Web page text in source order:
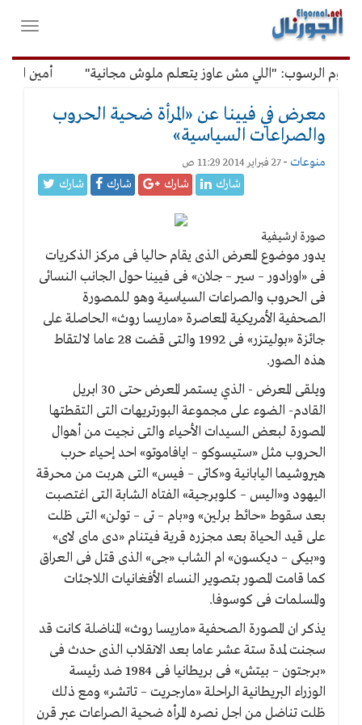
القائمة
الرئيسية
فتح
الرسوب: "اللي مش عاوز يتعلم ملوش مجانية" أمين
معرض في فيينا عن «المرأة ضحية الحروب
والصراعات السياسية»
منوعات -27 فبراير 2014 11:29 ص
شارك شارك شارك شارك
صورة ارشيفية
يدور موضوع المعرض الذى يقام حاليا فى مركز الذكريات
فى «اورادور – سير – جلان» فى فيينا حول الجانب النسائى
فى الحروب والصراعات السياسية وهو للمصورة
الصحفية الأمريكية المعاصرة «ماريسا روث» الحاصلة على
جائزة «بوليتزر» فى 1992 والتى قضت 28 عاما لالتقاط
هذه الصور.
ويلقى المعرض - الذي يستمر المعرض حتى 30 ابريل
القادم- الضوء على مجموعة البورتريهات التى التقطتها
المصورة لبعض السيدات الأحياء والتى نجيت من أهوال
الحروب مثل «ستيسوكو – ايافاموتو» احد إحياء حرب
هيروشيما اليابانية و«كاتى – فيس» التى هربت من محرقة
اليهود و«اليس – كلوبرجية» الفتاه الشابة التى اغتصبت
بعد سقوط «حائط برلين» و«بام – تى – تولن» التى ظلت
على قيد الحياة بعد مجزره قرية فيتنام «دى ماى لاى»
و«بيكى – ديكسون» ام الشاب «جى» الذى قتل فى العراق
كما قامت المصور بتصوير النساء الأفغانيات اللاجئات
والمسلمات فى كوسوفا.
يذكر ان المصورة الصحفية «ماريسا روث» المناضلة كانت قد
سجنت لمدة ستة عشر عاما بعد الانقلاب الذى حدث فى
«برجتون – بيتش» فى بريطانيا فى 1984 ضد رئيسة
الوزراء البريطانية الراحلة «مارجريت – تاتشر» ومع ذلك
ظلت تناضل من اجل نصره المرأه ضحية الصراعات عبر قرن